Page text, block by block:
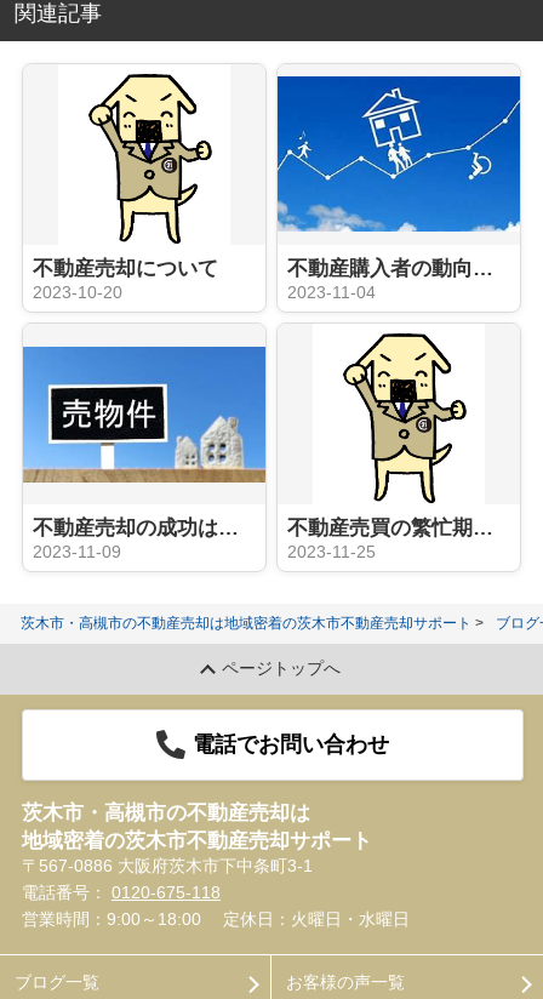
関連記事
不動産売却について
2023-10-20
不動産購入者の動向について
2023-11-04
不動産売却の成功は担当の営業次第！？
2023-11-09
不動産売買の繁忙期に入っていきます！
2023-11-25
茨木市・高槻市の不動産売却は地域密着の茨木市不動産売却サポート ブログ
ページトップへ
電話でお問い合わせ
茨木市・高槻市の不動産売却は
地域密着の茨木市不動産売却サポート
〒567-0886 大阪府茨木市下中条町3-1
電話番号： 0120-675-118
営業時間：9:00～18:00
定休日：火曜日・水曜日
ブログ一覧 お客様の声一覧